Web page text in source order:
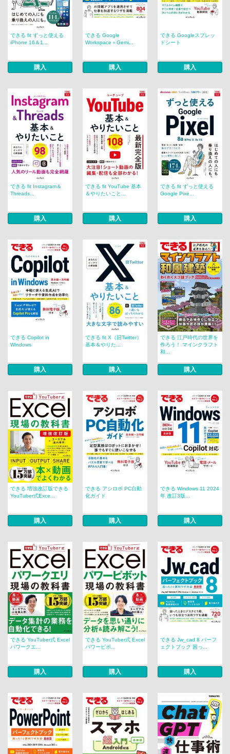
できる fit ずっと使える
iPhone 16＆1...
購入
できる Google
Workspace＋Gemi...
購入
できる Googleスプレッ
ドシート
購入
できる fit Instagram＆
Threads...
購入
できる fit YouTube 基本
＆やりたいこと...
購入
できる fit ずっと使える
Google Pixe...
購入
できる Copilot in
Windows
購入
できる fit X（旧Twitter）
基本＆やりた...
購入
できる 江戸時代の世界を
作ろう！ マインクラフト
和...
購入
できる 増強改訂版できる
YouTuber式Exce...
購入
できる アシロボ PC自動
化ガイド
購入
できる Windows 11 2024
年 改訂3版...
購入
できる YouTuber式 Excel
パワークエ...
購入
できる YouTuber式 Excel
パワーピボ...
購入
できる Jw_cad 8 パーフ
ェクトブック 困っ...
購入